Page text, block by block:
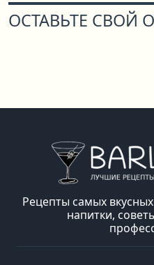
ОСТАВЬТЕ СВОЙ
Рецепты самых
напитки,